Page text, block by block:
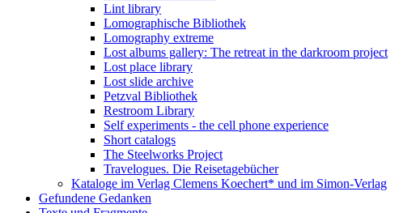
Lint library
Lomographische Bibliothek
Lomography extreme
Lost albums gallery: The retreat in the darkroom project
Lost place library
Lost slide archive
Petzval Bibliothek
Restroom Library
Self experiments - the cell phone experience
Short catalogs
The Steelworks Project
Travelogues. Die Reisetagebücher
Kataloge im Verlag Clemens Koechert* und im Simon-Verlag
Gefundene Gedanken